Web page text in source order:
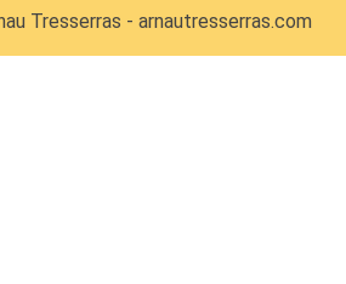
Tresserras - arnautresserras.com